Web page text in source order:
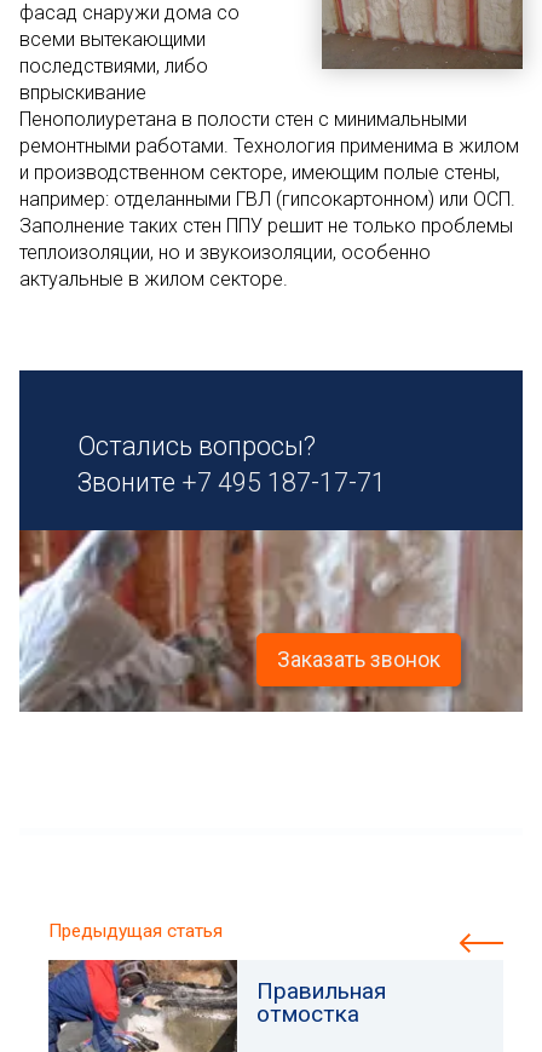
фасад снаружи дома со
всеми вытекающими
последствиями, либо
впрыскивание
Пенополиуретана в полости стен с минимальными
ремонтными работами. Технология применима в жилом
и производственном секторе, имеющим полые стены,
например: отделанными ГВЛ (гипсокартонном) или ОСП.
Заполнение таких стен ППУ решит не только проблемы
теплоизоляции, но и звукоизоляции, особенно
актуальные в жилом секторе.
Остались вопросы?
Звоните +7 495 187-17-71
Заказать звонок
Предыдущая статья
Правильная
отмостка